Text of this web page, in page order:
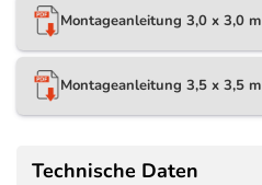
Montageanleitung 3,0 x 3,0 m
Montageanleitung 3,5 x 3,5 m
Technische Daten